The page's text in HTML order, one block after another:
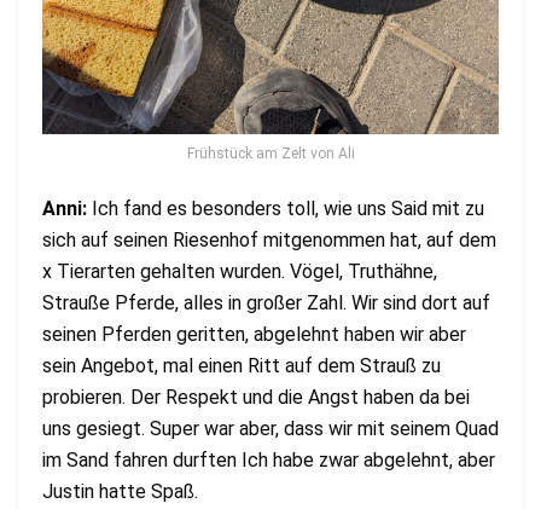
Frühstück am Zelt von Ali
Anni: Ich fand es besonders toll, wie uns Said mit zu
sich auf seinen Riesenhof mitgenommen hat, auf dem
x Tierarten gehalten wurden. Vögel, Truthähne,
Strauße Pferde, alles in großer Zahl. Wir sind dort auf
seinen Pferden geritten, abgelehnt haben wir aber
sein Angebot, mal einen Ritt auf dem Strauß zu
probieren. Der Respekt und die Angst haben da bei
uns gesiegt. Super war aber, dass wir mit seinem Quad
im Sand fahren durften Ich habe zwar abgelehnt, aber
Justin hatte Spaß.